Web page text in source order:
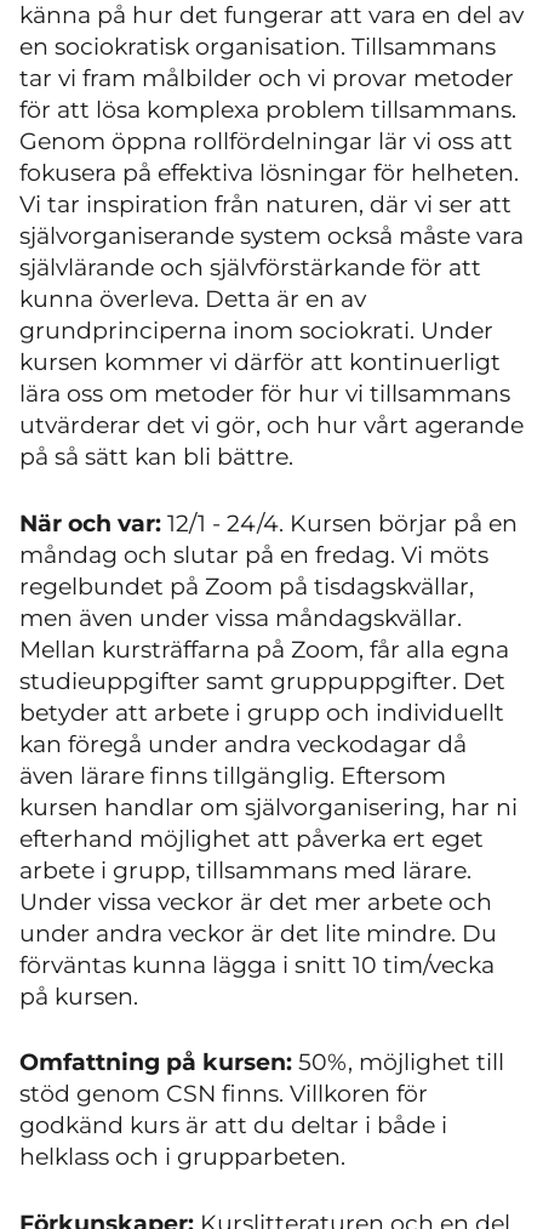
känna på hur det fungerar att vara en del av
en sociokratisk organisation. Tillsammans
tar vi fram målbilder och vi provar metoder
för att lösa komplexa problem tillsammans.
Genom öppna rollfördelningar lär vi oss att
fokusera på effektiva lösningar för helheten.
Vi tar inspiration från naturen, där vi ser att
självorganiserande system också måste vara
självlärande och självförstärkande för att
kunna överleva. Detta är en av
grundprinciperna inom sociokrati. Under
kursen kommer vi därför att kontinuerligt
lära oss om metoder för hur vi tillsammans
utvärderar det vi gör, och hur vårt agerande
på så sätt kan bli bättre.
När och var: 12/1 - 24/4. Kursen börjar på en
måndag och slutar på en fredag. Vi möts
regelbundet på Zoom på tisdagskvällar,
men även under vissa måndagskvällar.
Mellan kursträffarna på Zoom, får alla egna
studieuppgifter samt gruppuppgifter. Det
betyder att arbete i grupp och individuellt
kan föregå under andra veckodagar då
även lärare finns tillgänglig. Eftersom
kursen handlar om självorganisering, har ni
efterhand möjlighet att påverka ert eget
arbete i grupp, tillsammans med lärare.
Under vissa veckor är det mer arbete och
under andra veckor är det lite mindre. Du
förväntas kunna lägga i snitt 10 tim/vecka
på kursen.
Omfattning på kursen: 50%, möjlighet till
stöd genom CSN finns. Villkoren för
godkänd kurs är att du deltar i både i
helklass och i grupparbeten.
Förkunskaper: Kurslitteraturen och en del